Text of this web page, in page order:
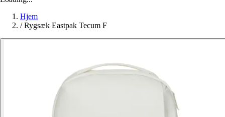
Hjem
/ Rygsæk Eastpak Tecum F